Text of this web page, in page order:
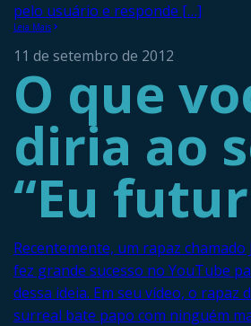
pelo usuário e responde […]
Leia Mais
11 de setembro de 2012
O que
diria ao
“Eu
Recentemente, um rapaz
fez grande sucesso no YouTube
dessa ideia. Em seu vídeo, o rapaz
surreal bate papo com ninguém